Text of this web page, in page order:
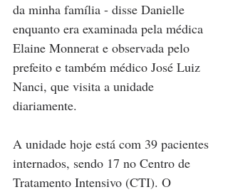
da minha família - disse Danielle
enquanto era examinada pela médica
Elaine Monnerat e observada pelo
prefeito e também médico José Luiz
Nanci, que visita a unidade
diariamente.
A unidade hoje está com 39 pacientes
internados, sendo 17 no Centro de
Tratamento Intensivo (CTI). O